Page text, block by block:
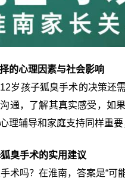
的心理因素与社会影响
岁孩子狐臭手术的决策还
通，了解其真实感受，如
理辅导和家庭支持同样重要
臭手术的实用建议
术吗？在淮南，答案是“